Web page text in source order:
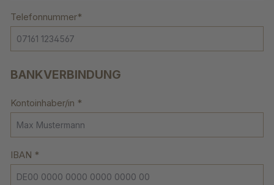
Telefonnummer*
BANKVERBINDUNG
Kontoinhaber/in *
IBAN *